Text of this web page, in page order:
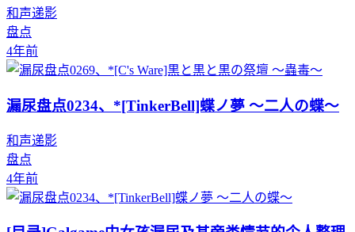
和声递影
盘点
4年前
漏尿盘点0234、*[TinkerBell]蝶ノ夢 ～二人の蝶～
和声递影
盘点
4年前